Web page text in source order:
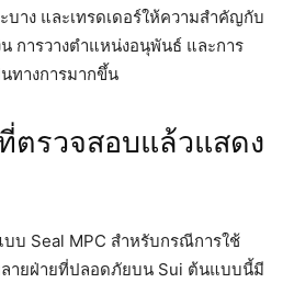
บาง และเทรดเดอร์ให้ความสำคัญกับ
น การวางตำแหน่งอนุพันธ์ และการ
ทางการมากขึ้น
ตรวจสอบแล้วแสดง
Seal MPC สำหรับกรณีการใช้
ายฝ่ายที่ปลอดภัยบน Sui ต้นแบบนี้มี